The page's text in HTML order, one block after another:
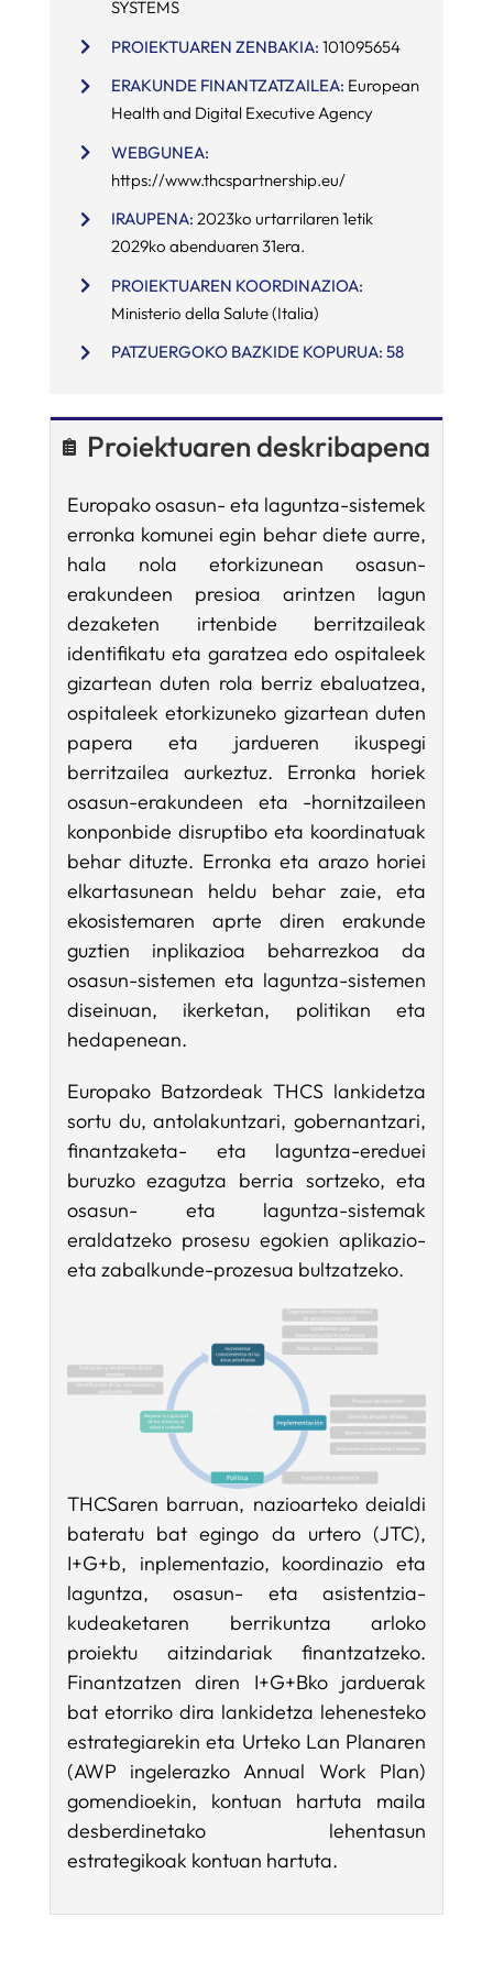
ZERBITZUAK
I+D+I LAGUNTZA
SYSTEMS
PROIEKTUAREN ZENBAKIA: 101095654
ERAKUNDE FINANTZATZAILEA: European
Health and Digital Executive Agency
WEBGUNEA:
https://www.thcspartnership.eu/
IRAUPENA: 2023ko urtarrilaren 1etik
2029ko abenduaren 31era.
PROIEKTUAREN KOORDINAZIOA:
Ministerio della Salute (Italia)
PATZUERGOKO BAZKIDE KOPURUA: 58
Proiektuaren deskribapena
Europako osasun- eta laguntza-sistemek
erronka komunei egin behar diete aurre,
hala nola etorkizunean osasun-
erakundeen presioa arintzen lagun
dezaketen irtenbide berritzaileak
identifikatu eta garatzea edo ospitaleek
gizartean duten rola berriz ebaluatzea,
ospitaleek etorkizuneko gizartean duten
papera eta jardueren ikuspegi
berritzailea aurkeztuz. Erronka horiek
osasun-erakundeen eta -hornitzaileen
konponbide disruptibo eta koordinatuak
behar dituzte. Erronka eta arazo horiei
elkartasunean heldu behar zaie, eta
ekosistemaren aprte diren erakunde
guztien inplikazioa beharrezkoa da
osasun-sistemen eta laguntza-sistemen
diseinuan, ikerketan, politikan eta
hedapenean.
Europako Batzordeak THCS lankidetza
sortu du, antolakuntzari, gobernantzari,
finantzaketa- eta laguntza-ereduei
buruzko ezagutza berria sortzeko, eta
osasun- eta laguntza-sistemak
eraldatzeko prosesu egokien aplikazio-
eta zabalkunde-prozesua bultzatzeko.
THCSaren barruan, nazioarteko deialdi
bateratu bat egingo da urtero (JTC),
I+G+b, inplementazio, koordinazio eta
laguntza, osasun- eta asistentzia-
kudeaketaren berrikuntza arloko
proiektu aitzindariak finantzatzeko.
Finantzatzen diren I+G+Bko jarduerak
bat etorriko dira lankidetza lehenesteko
estrategiarekin eta Urteko Lan Planaren
(AWP ingelerazko Annual Work Plan)
gomendioekin, kontuan hartuta maila
desberdinetako lehentasun
estrategikoak kontuan hartuta.